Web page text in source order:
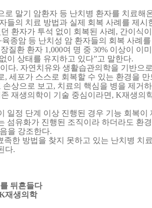
로 말기 암환자 등 난치병 환자를 치료해
들의 치료 방법과 실제 회복 사례를 제시
환자가 투석 없이 회복된 사례 , 간이식
육종암 등 난치성 암 환자들의 회복 사례
질환 환자1,000여 명 중 30% 이상이 이
이 상태를 유지하고 있다”고 말한다.
이다. 자연치유와 생활습관의학을 기반으
, 세포가 스스로 회복할 수 있는 환경을
상으로 보고, 치료의 핵심을 병을 제거
재생의학이 기술 중심이라면 , K재생의
일정 단계 이상 진행된 경우 기능 회복이
섬유화가 진행된 조직이라 하더라도 환
을 강조한다.
족한 방법을 찾지 못하고 있는 난치병 치
다.
뒤흔들다
재생의학